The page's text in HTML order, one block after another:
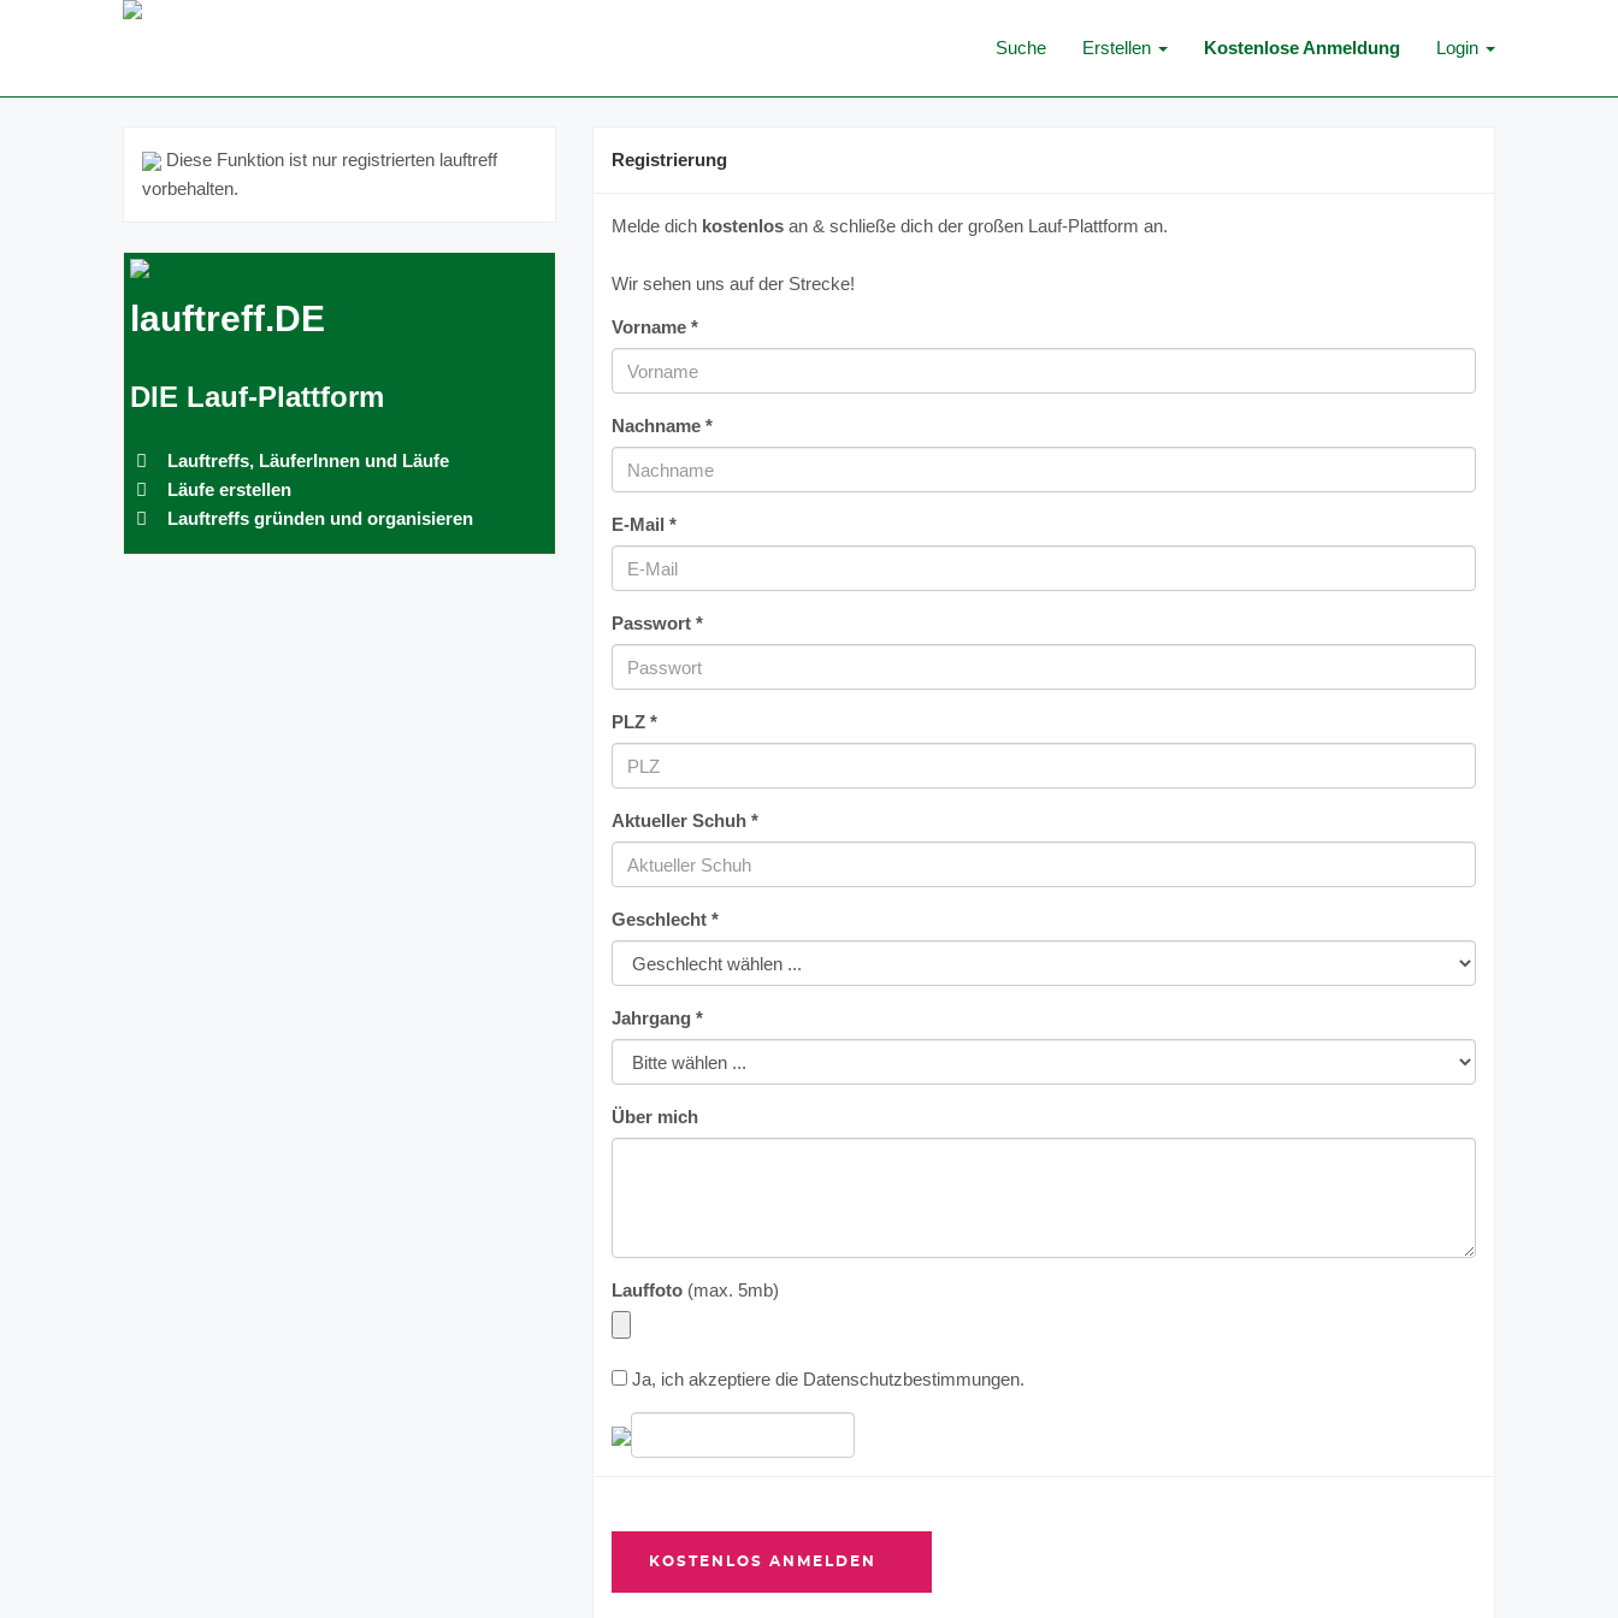
Suche Erstellen Kostenlose Anmeldung Login
Diese Funktion ist nur registrierten lauftreff
vorbehalten.
lauftreff.DE
DIE Lauf-Plattform
Lauftreffs, LäuferInnen und Läufe
Läufe erstellen
Lauftreffs gründen und organisieren
Registrierung
Melde dich kostenlos an & schließe dich der großen Lauf-Plattform an.
Wir sehen uns auf der Strecke!
Vorname *
Nachname *
E-Mail *
Passwort *
PLZ *
Aktueller Schuh *
Geschlecht *
Jahrgang *
Über mich
Lauffoto (max. 5mb)
Ja, ich akzeptiere die Datenschutzbestimmungen.